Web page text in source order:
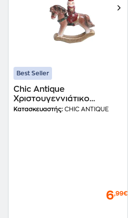
Best Seller
Chic Antique
Χριστουγεννιάτικο
Κρεμαστό Στολίδι
Κατασκευαστής: CHIC ANTIQUE
6,99€